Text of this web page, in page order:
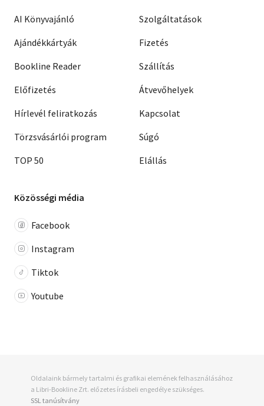
AI Könyvajánló
Ajándékkártyák
Bookline Reader
Előfizetés
Hírlevél feliratkozás
Törzsvásárlói program
TOP 50
Szolgáltatások
Fizetés
Szállítás
Átvevőhelyek
Kapcsolat
Súgó
Elállás
Közösségi média
Facebook
Instagram
Tiktok
Youtube
Oldalaink bármely tartalmi és grafikai elemének felhasználásához
a Libri-Bookline Zrt. előzetes írásbeli engedélye szükséges.
SSL tanúsítvány